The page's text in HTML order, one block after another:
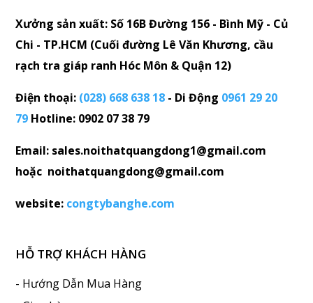
Xưởng sản xuất: Số 16B Đường 156 - Bình Mỹ - Củ
Chi - TP.HCM (Cuối đường Lê Văn Khương, cầu
rạch tra giáp ranh Hóc Môn & Quận 12)
Điện thoại: (028) 668 638 18 - Di Động 0961 29 20
79 Hotline: 0902 07 38 79
Email: sales.noithatquangdong1@gmail.com
hoặc noithatquangdong@gmail.com
website: congtybanghe.com
HỖ TRỢ KHÁCH HÀNG
- Hướng Dẫn Mua Hàng